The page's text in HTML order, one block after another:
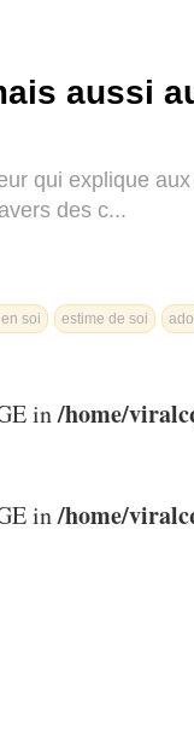
aussi
qui explique
des c...
soi estime de soi
in/home/
in/home/